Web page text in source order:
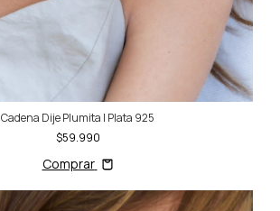
Cadena Dije Plumita | Plata 925
$59.990
Comprar